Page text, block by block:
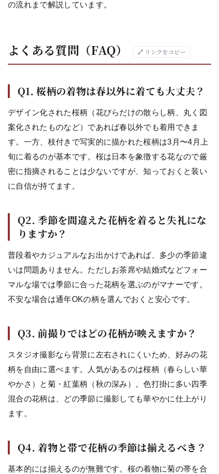
の流れまで解説しています。
よくある質問（FAQ） 🔗 リンクをコピー
Q1. 桜柄の着物は春以外に着ても大丈夫？
デザイン化された桜柄（花びらだけの散らし柄、丸く図
案化されたものなど）であれば春以外でも着用できま
す。一方、枝付きで写実的に描かれた桜柄は3月〜4月上
旬に着るのが基本です。桜は日本を象徴する花なので厳
密に指摘されることは少ないですが、知っておくと装い
に自信が持てます。
Q2. 季節を間違えた花柄を着ると失礼にな
りますか？
普段着やカジュアルなお出かけであれば、多少の季節違
いは問題ありません。ただしお茶席や結婚式などフォー
マルな場では季節に合った花柄を選ぶのがマナーです。
不安な場合は通年OKの柄を選んでおくと安心です。
Q3. 前撮りではどの花柄が映えますか？
スタジオ撮影なら背景に左右されにくいため、好みの花
柄を自由に選べます。人気があるのは桜柄（春らしい華
やかさ）と菊・紅葉柄（秋の深み）。色打掛に多い四季
混合の花柄は、どの季節に撮影しても華やかに仕上がり
ます。
Q4. 着物と帯で花柄の季節は揃えるべき？
基本的には揃えるのが無難です。桜の着物に菊の帯を合